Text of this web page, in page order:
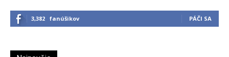
3,382 fanúšikov PÁČI SA